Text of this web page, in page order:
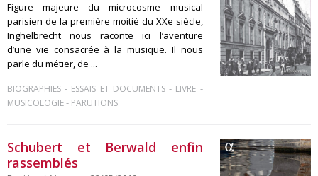
Figure majeure du microcosme musical
parisien de la première moitié du XXe siècle,
Inghelbrecht nous raconte ici l’aventure
d’une vie consacrée à la musique. Il nous
parle du métier, de ...
BIOGRAPHIES - ESSAIS ET DOCUMENTS- LIVRE -
MUSICOLOGIE- PARUTIONS
Schubert et Berwald enfin
rassemblés